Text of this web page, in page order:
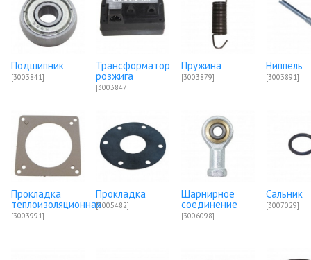
Подшипник
[3003841]
Трансформатор
розжига
[3003847]
Пружина
[3003879]
Ниппель
[3003891]
Прокладка
теплоизоляционная
[3003991]
Прокладка
[3005482]
Шарнирное
соединение
[3006098]
Сальник
[3007029]